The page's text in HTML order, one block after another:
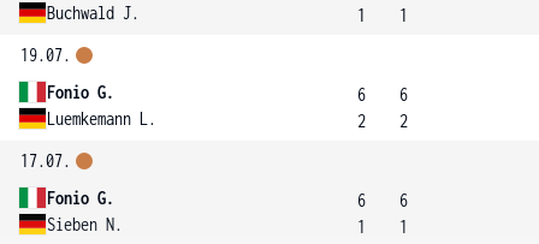
Buchwald J.
1
1
19.07.
Fonio G.
Luemkemann L.
6
2
6
2
17.07.
Fonio G.
Sieben N.
6
1
6
1